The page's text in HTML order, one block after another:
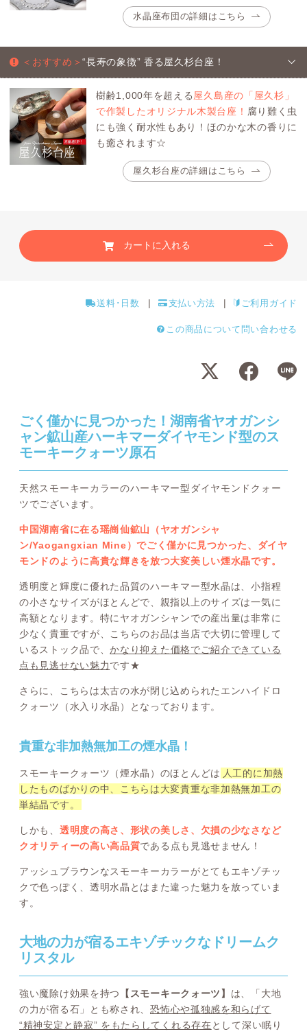
水晶座布団の詳細はこちら
＜おすすめ＞“長寿の象徴” 香る屋久杉台座！
樹齢1,000年を超える 屋久島産の「屋久杉」
で作製したオリジナル木製台座！ 腐り難く虫
にも強く耐水性もあり！ほのかな木の香りに
も癒されます☆
屋久杉台座の詳細はこちら
カートに入れる
送料･日数 支払い方法 ご利用ガイド
この商品について問い合わせる
ごく僅かに見つかった！湖南省ヤオガンシ
ャン鉱山産ハーキマーダイヤモンド型のス
モーキークォーツ原石
天然スモーキーカラーのハーキマー型ダイヤモンドクォー
ツでございます。
中国湖南省に在る瑶崗仙鉱山（ヤオガンシャ
ン/Yaogangxian Mine）でごく僅かに見つかった、ダイヤ
モンドのように高貴な輝きを放つ大変美しい煙水晶です。
透明度と輝度に優れた品質のハーキマー型水晶は、小指程
の小さなサイズがほとんどで、親指以上のサイズは一気に
高額となります。特にヤオガンシャンでの産出量は非常に
少なく貴重ですが、こちらのお品は当店で大切に管理して
いるストック品で、かなり抑えた価格でご紹介できている
点も見逃せない魅力です★
さらに、こちらは太古の水が閉じ込められたエンハイドロ
クォーツ（水入り水晶）となっております。
貴重な非加熱無加工の煙水晶！
スモーキークォーツ（煙水晶）のほとんどは 人工的に加熱
したものばかりの中、こちらは大変貴重な非加熱無加工の
単結晶です。
しかも、 透明度の高さ、形状の美しさ、欠損の少なさなど
クオリティーの高い高品質である点も見逃せません！
アッシュブラウンなスモーキーカラーがとてもエキゾチッ
クで色っぽく、透明水晶とはまた違った魅力を放っていま
す。
大地の力が宿るエキゾチックなドリームク
リスタル
強い魔除け効果を持つ 【スモーキークォーツ】 は、「大地
の力が宿る石」とも称され、恐怖心や孤独感を和らげて
“精神安定と静寂” をもたらしてくれる存在として深い眠り